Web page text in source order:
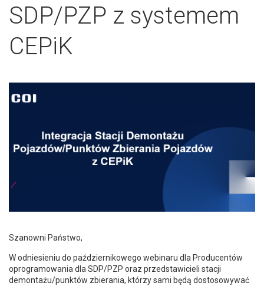
SDP/PZP z systemem
CEPiK
Szanowni Państwo,
W odniesieniu do październikowego webinaru dla Producentów
oprogramowania dla SDP/PZP oraz przedstawicieli stacji
demontażu/punktów zbierania, którzy sami będą dostosowywać